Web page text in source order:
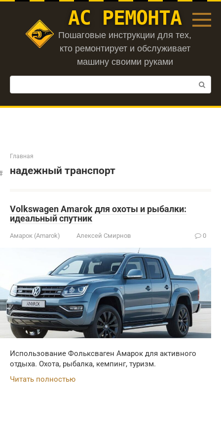
Перейти
АС РЕМОНТА
Пошаговые инструкции для тех,
кто ремонтирует и обслуживает
машину своими руками
Поиск:
Главная
надежный транспорт
Volkswagen Amarok для охоты и рыбалки:
идеальный спутник
Амарок (Amarok) Алексей Смирнов 0
Использование Фольксваген Амарок для активного
отдыха. Охота, рыбалка, кемпинг, туризм.
Читать полностью